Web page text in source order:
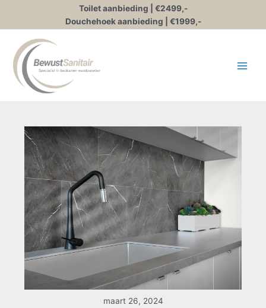
de
inhoud
Toilet aanbieding | €2499,-
Douchehoek aanbieding | €1999,-
maart 26, 2024